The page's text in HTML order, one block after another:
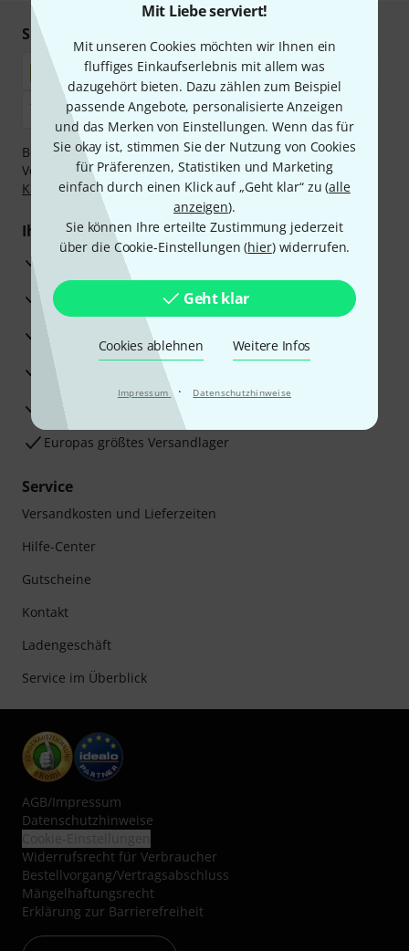
Mit Liebe serviert!
Mit unseren Cookies möchten wir Ihnen ein
fluffiges Einkaufserlebnis mit allem was
dazugehört bieten. Dazu zählen zum Beispiel
passende Angebote, personalisierte Anzeigen
und das Merken von Einstellungen. Wenn das für
Sie okay ist, stimmen Sie der Nutzung von Cookies
für Präferenzen, Statistiken und Marketing
einfach durch einen Klick auf „Geht klar“ zu (alle
anzeigen).
Sie können Ihre erteilte Zustimmung jederzeit
über die Cookie-Einstellungen (hier) widerrufen.
Geht klar
Cookies ablehnen Weitere Infos
Impressum · Datenschutzhinweise
Sicher einkaufen & bezahlen
Bezahlen Sie vertraulich und sicher per Nachnahme,
Vorkasse, PayPal, Amazon Pay,Klarna Sofort bezahlen
Klarna Ratenzahlungoder Kreditkarte.
Ihre Vorteile
3 Jahre Thomann Garantie
30 Tage Money-Back-Garantie
Beratung durch Fachexperten
Zufriedenheitsgarantie
Europas größtes Versandlager
Service
Versandkosten und Lieferzeiten
Hilfe-Center
Gutscheine
Kontakt
Ladengeschäft
Service im Überblick
AGB/Impressum
Datenschutzhinweise
Widerrufsrecht für Verbraucher
Bestellvorgang/Vertragsabschluss
Mängelhaftungsrecht
Erklärung zur Barrierefreiheit